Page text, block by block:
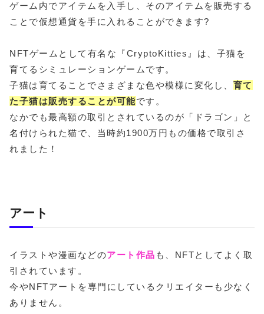
ゲーム内でアイテムを入手し、そのアイテムを販売する
ことで仮想通貨を手に入れることができます?
NFTゲームとして有名な『CryptoKitties』は、子猫を
育てるシミュレーションゲームです。
子猫は育てることでさまざまな色や模様に変化し、 育て
た子猫は販売することが可能です。
なかでも最高額の取引とされているのが「ドラゴン」と
名付けられた猫で、当時約1900万円もの価格で取引さ
れました！
アート
イラストや漫画などのアート作品 も、NFTとしてよく取
引されています。
今やNFTアートを専門にしているクリエイターも少なく
ありません。